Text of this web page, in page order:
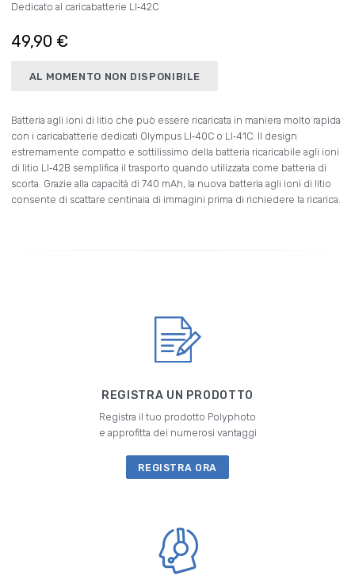
Dedicato al caricabatterie LI‑42C
49,90 €
AL MOMENTO NON DISPONIBILE
Batteria agli ioni di litio che può essere ricaricata in maniera molto rapida
con i caricabatterie dedicati Olympus LI‑40C o LI‑41C. Il design
estremamente compatto e sottilissimo della batteria ricaricabile agli ioni
di litio LI‑42B semplifica il trasporto quando utilizzata come batteria di
scorta. Grazie alla capacità di 740 mAh, la nuova batteria agli ioni di litio
consente di scattare centinaia di immagini prima di richiedere la ricarica.
REGISTRA UN PRODOTTO
Registra il tuo prodotto Polyphoto
e approfitta dei numerosi vantaggi
REGISTRA ORA